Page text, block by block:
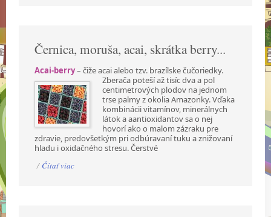
Černica, moruša, acai, skrátka berry...
Acai-berry– čiže acai alebo tzv. brazílske čučoriedky.
Zberača poteší až tisíc dva a pol
centimetrových plodov na jednom
trse palmy z okolia Amazonky. Vďaka
kombinácii vitamínov, minerálnych
látok a aantioxidantov sa o nej
hovorí ako o malom zázraku pre
zdravie, predovšetkým pri odbúravaní tuku a znižovaní
hladu i oxidačného stresu. Čerstvé
/ Čítať viac